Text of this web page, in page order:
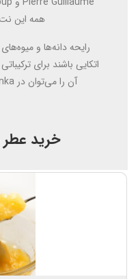
همه این
رایحه دانه‌ها و
اتکایی باشند برای
آن را می‌توان در Vetiver tonka از هرمس یافت.
خرید عطر